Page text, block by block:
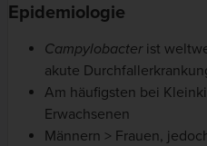
Epidemiologie
Campylobacter ist
akute
Am häufigsten bei
Erwachsenen
Männern > Frauen,